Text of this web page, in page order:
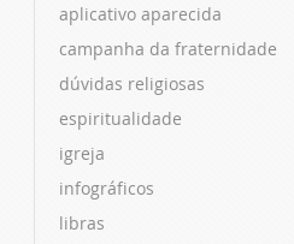
aplicativo aparecida
campanha da fraternidade
dúvidas religiosas
espiritualidade
igreja
infográficos
libras